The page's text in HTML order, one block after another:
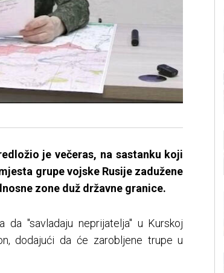
je večeras, na sastanku koji
grupe vojske Rusije zadužene
zone duž državne granice.
"savladaju neprijatelja" u Kurskoj
dodajući da će zarobljene trupe u